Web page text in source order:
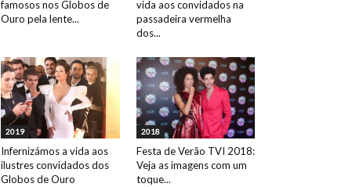
famosos nos Globos de
Ouro pela lente...
vida aos convidados na
passadeira vermelha
dos...
2019
Infernizámos a vida aos
ilustres convidados dos
Globos de Ouro
2018
Festa de Verão TVI 2018:
Veja as imagens com um
toque...